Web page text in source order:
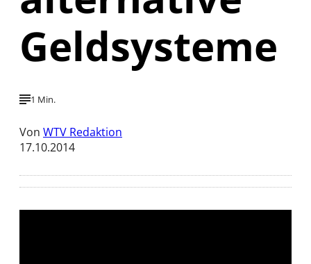
Geldsysteme
1 Min.
Von WTV Redaktion
17.10.2014